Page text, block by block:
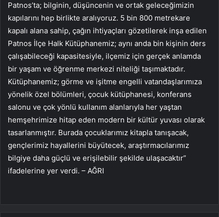
Patnos’ta; bilginin, düşüncenin ve ortak geleceğimizin
kapılarını hep birlikte aralıyoruz. 5 bin 800 metrekare
kapalı alana sahip, çağın ihtiyaçları gözetilerek inşa edilen
Patnos İlçe Halk Kütüphanemiz; aynı anda bin kişinin ders
çalışabileceği kapasitesiyle, ilçemiz için gerçek anlamda
bir yaşam ve öğrenme merkezi niteliği taşımaktadır.
Kütüphanemiz; görme ve işitme engelli vatandaşlarımıza
yönelik özel bölümleri, çocuk kütüphanesi, konferans
salonu ve çok yönlü kullanım alanlarıyla her yaştan
hemşehrimize hitap eden modern bir kültür yuvası olarak
tasarlanmıştır. Burada çocuklarımız kitapla tanışacak,
gençlerimiz hayallerini büyütecek, araştırmacılarımız
bilgiye daha güçlü ve erişilebilir şekilde ulaşacaktır”
ifadelerine yer verdi. – AĞRI